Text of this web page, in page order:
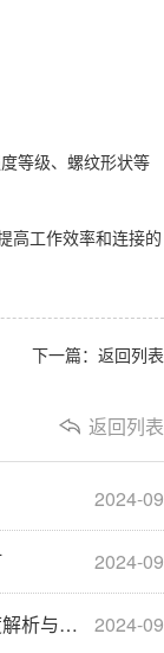
等级、螺纹形状等
高工作效率和连接的
下一篇： 返回列表
返回列表
2024-09
2024-09
2024-09
与应用